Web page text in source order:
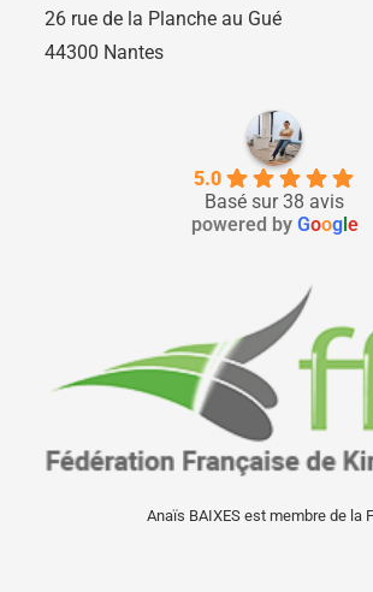
26 rue de la Planche au Gué
44300 Nantes
5.0
Basé sur 38 avis
powered by Googl e
Anaïs BAIXES est membre de la